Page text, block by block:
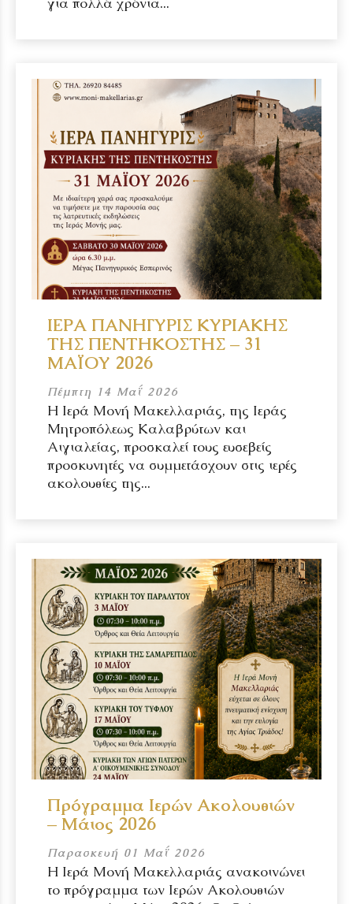
ΙΕΡΑ ΠΑΝΗΓΥΡΙΣ ΚΥΡΙΑΚΗΣ
ΤΗΣ ΠΕΝΤΗΚΟΣΤΗΣ – 31
ΜΑΪΟΥ 2026
Πέμπτη 14 Μαΐ 2026
Η Ιερά Μονή Μακελλαριάς, της Ιεράς
Μητροπόλεως Καλαβρύτων και
Αιγιαλείας, προσκαλεί τους ευσεβείς
προσκυνητές να συμμετάσχουν στις ιερές
ακολουθίες της...
Πρόγραμμα Ιερών Ακολουθιών
– Μάιος 2026
Παρασκευή 01 Μαΐ 2026
Η Ιερά Μονή Μακελλαριάς ανακοινώνει
το πρόγραμμα των Ιερών Ακολουθιών